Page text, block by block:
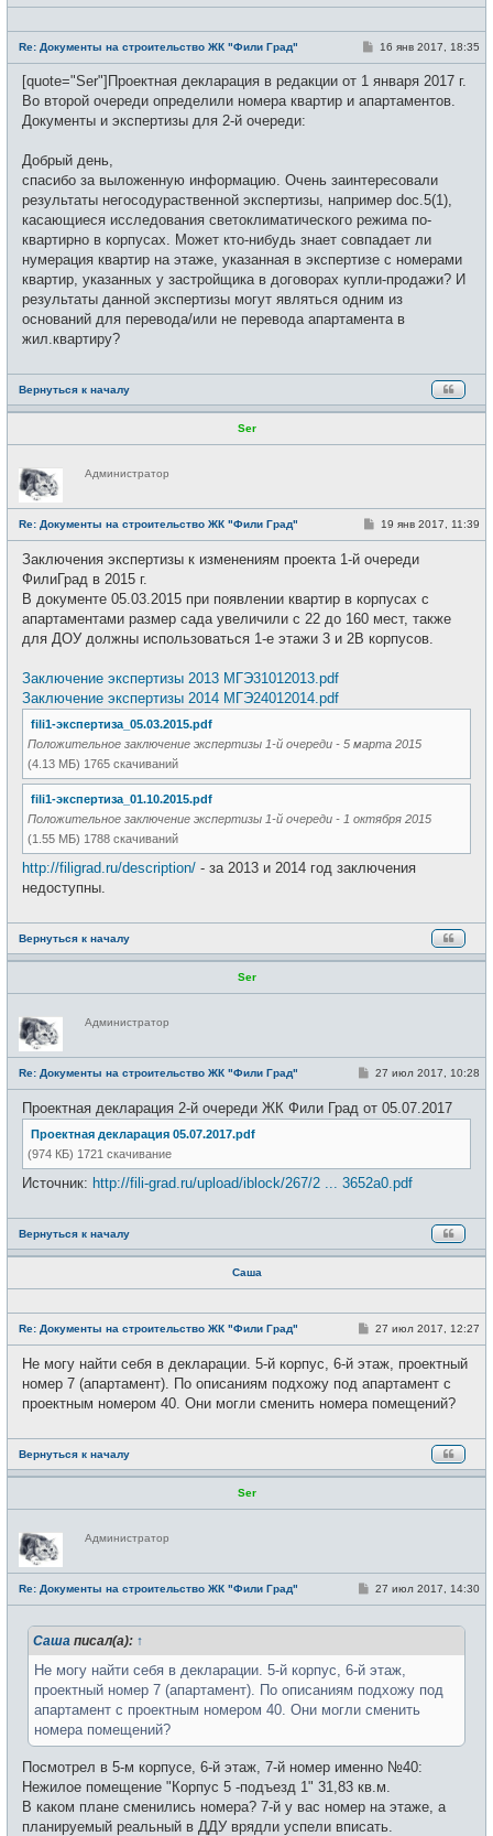
е
в
с
т
и
Re: Документы на строительство ЖК "Фили Град"
С
б
щ
16 янв 2017, 18:35
[quote="Ser"]Проектная декларация в редакции от 1 января 2017 г.
Во второй очереди определили номера квартир и апартаментов.
Документы и экспертизы для 2-й очереди:
Добрый день,
спасибо за выложенную информацию. Очень заинтересовали
результаты негосодураственной экспертизы, например doc.5(1),
касающиеся исследования светоклиматического режима по-
квартирно в корпусах. Может кто-нибудь знает совпадает ли
нумерация квартир на этаже, указанная в экспертизе с номерами
квартир, указанных у застройщика в договорах купли-продажи? И
результаты данной экспертизы могут являться одним из
оснований для перевода/или не перевода апартамента в
жил.квартиру?
Вернуться к началу
Ser
Н
е
в
с
е
Администратор
Re: Документы на строительство ЖК "Фили Град"
С
б
н
и
19 янв 2017, 11:39
Заключения экспертизы к изменениям проекта 1-й очереди
ФилиГрад в 2015 г.
В документе 05.03.2015 при появлении квартир в корпусах с
апартаментами размер сада увеличили с 22 до 160 мест, также
для ДОУ должны использоваться 1-е этажи 3 и 2В корпусов.
Заключение экспертизы 2013 МГЭ31012013.pdf
Заключение экспертизы 2014 МГЭ24012014.pdf
fili1-экспертиза_05.03.2015.pdf
Положительное заключение экспертизы 1-й очереди - 5 марта 2015
(4.13 МБ) 1765 скачиваний
fili1-экспертиза_01.10.2015.pdf
Положительное заключение экспертизы 1-й очереди - 1 октября 2015
(1.55 МБ) 1788 скачиваний
http://filigrad.ru/description/ - за 2013 и 2014 год заключения
недоступны.
Вернуться к началу
Ser
Н
е
в
с
е
т
и
Администратор
Re: Документы на строительство ЖК "Фили Град"
С
б
е
27 июл 2017, 10:28
Проектная декларация 2-й очереди ЖК Фили Град от 05.07.2017
Проектная декларация 05.07.2017.pdf
(974 КБ) 1721 скачивание
Источник: http://fili-grad.ru/upload/iblock/267/2 ... 3652a0.pdf
Вернуться к началу
Саша
е
в
с
е
и
Re: Документы на строительство ЖК "Фили Град"
С
б
щ
н
27 июл 2017, 12:27
Не могу найти себя в декларации. 5-й корпус, 6-й этаж, проектный
номер 7 (апартамент). По описаниям подхожу под апартамент с
проектным номером 40. Они могли сменить номера помещений?
Вернуться к началу
Ser
е
в
с
е
т
и
Администратор
Re: Документы на строительство ЖК "Фили Град"
С
б
е
н
е
27 июл 2017, 14:30
Саша писал(а): ↑
Не могу найти себя в декларации. 5-й корпус, 6-й этаж,
проектный номер 7 (апартамент). По описаниям подхожу под
апартамент с проектным номером 40. Они могли сменить
номера помещений?
Посмотрел в 5-м корпусе, 6-й этаж, 7-й номер именно №40:
Нежилое помещение "Корпус 5 -подъезд 1" 31,83 кв.м.
В каком плане сменились номера? 7-й у вас номер на этаже, а
планируемый реальный в ДДУ врядли успели вписать.